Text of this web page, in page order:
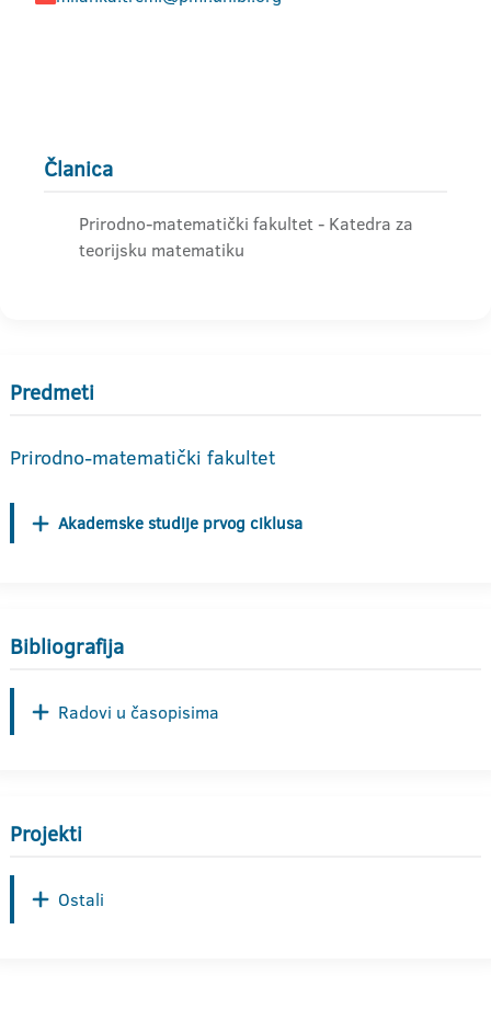
Članica
Prirodno-matematički fakultet - Katedra za
teorijsku matematiku
Predmeti
Prirodno-matematički fakultet
Akademske studije prvog ciklusa
Bibliografija
Radovi u časopisima
Projekti
Ostali